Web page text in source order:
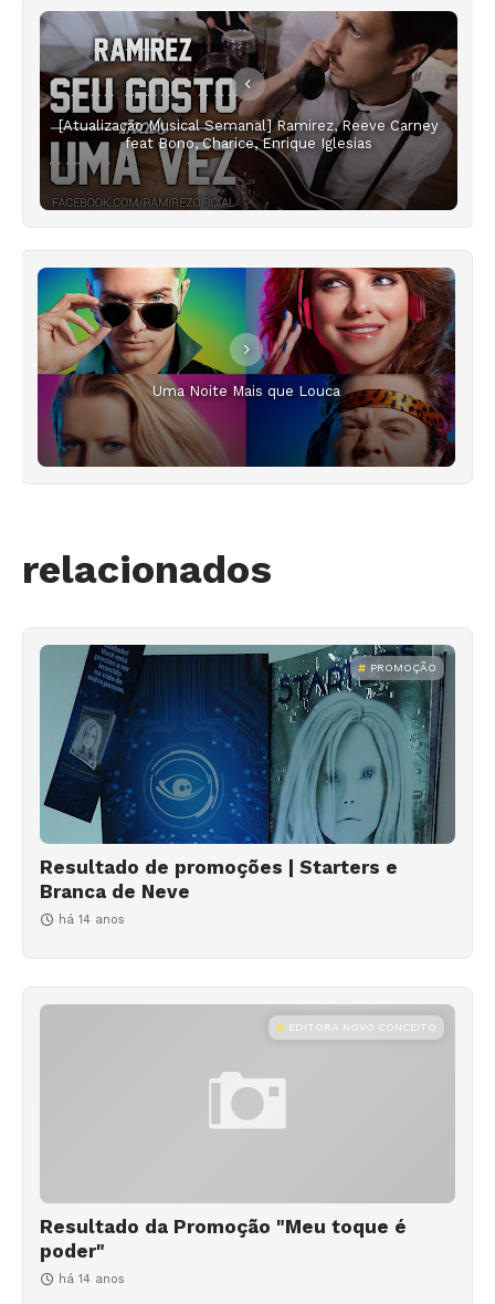
[Atualização Musical Semanal] Ramirez, Reeve Carney
feat Bono, Charice, Enrique Iglesias
Uma Noite Mais que Louca
relacionados
PROMOÇÃO
Resultado de promoções | Starters e
Branca de Neve
há 14 anos
EDITORA NOVO CONCEITO
Resultado da Promoção "Meu toque é
poder"
há 14 anos